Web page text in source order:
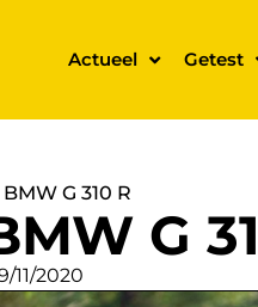
Actueel Getest
G 310 R
G
11/2020